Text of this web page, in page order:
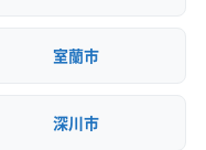
室蘭市
深川市